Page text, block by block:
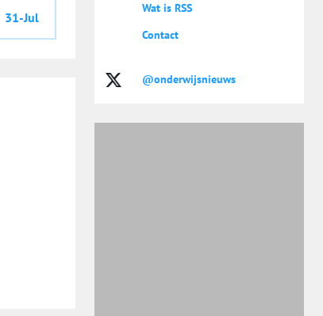
31-Jul
Wat is RSS
Contact
@onderwijsnieuws